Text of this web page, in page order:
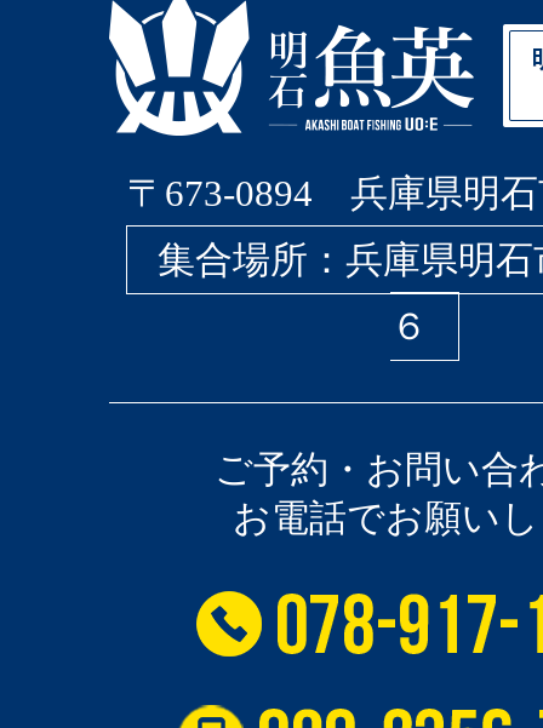
〒673-0894 兵庫県明石
集合場所：兵庫県明
６
ご予約・お問い合
お電話でお願い